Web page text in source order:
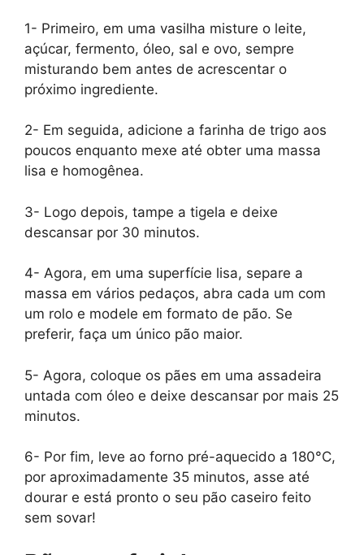
1- Primeiro, em uma vasilha misture o leite,
açúcar, fermento, óleo, sal e ovo, sempre
misturando bem antes de acrescentar o
próximo ingrediente.
2- Em seguida, adicione a farinha de trigo aos
poucos enquanto mexe até obter uma massa
lisa e homogênea.
3- Logo depois, tampe a tigela e deixe
descansar por 30 minutos.
4- Agora, em uma superfície lisa, separe a
massa em vários pedaços, abra cada um com
um rolo e modele em formato de pão. Se
preferir, faça um único pão maior.
5- Agora, coloque os pães em uma assadeira
untada com óleo e deixe descansar por mais 25
minutos.
6- Por fim, leve ao forno pré-aquecido a 180°C,
por aproximadamente 35 minutos, asse até
dourar e está pronto o seu pão caseiro feito
sem sovar!